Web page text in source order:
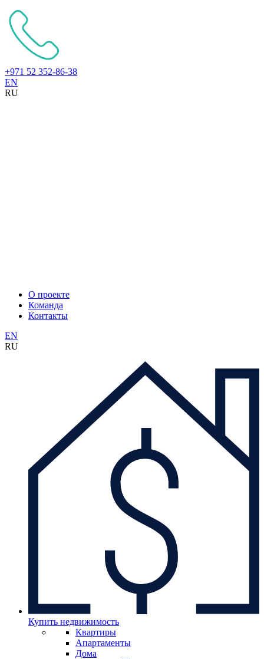
+971 52 352-86-38
EN
RU
О проекте
Команда
Контакты
EN
RU
Купить недвижимость
Квартиры
Апартаменты
Дома